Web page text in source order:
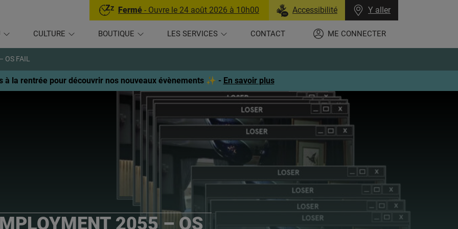
Fermé - Ouvre le 24 août 2026 à 10h00 Accessibilité Y aller
CULTURE BOUTIQUE LES SERVICES CONTACT ME CONNECTER
OS FAIL
à la rentrée pour découvrir nos nouveaux évènements ✨ - En savoir plus
2055 – OS